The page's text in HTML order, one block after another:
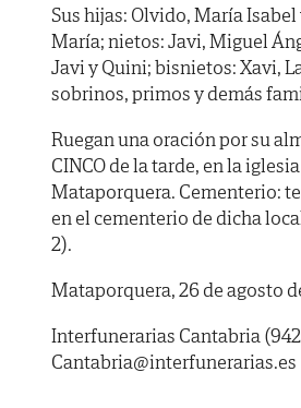
Sus hijas: Olvido, María
María; nietos: Javi, Miguel
Javi y Quini; bisnietos: Xavi,
sobrinos, primos y demás
Ruegan una oración por su
CINCO de la tarde, en la
Mataporquera. Cementerio:
en el cementerio de dicha
2).
Mataporquera, 26 de agosto
Interfunerarias Cantabria (942
Cantabria@interfunerarias.es